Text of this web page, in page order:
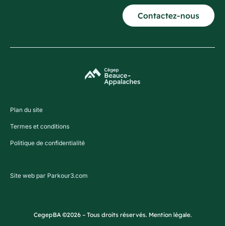
Contactez-nous
Plan du site
Termes et conditions
Politique de confidentialité
Site web par Parkour3.com
CegepBA ©2026 – Tous droits réservés. Mention légale.